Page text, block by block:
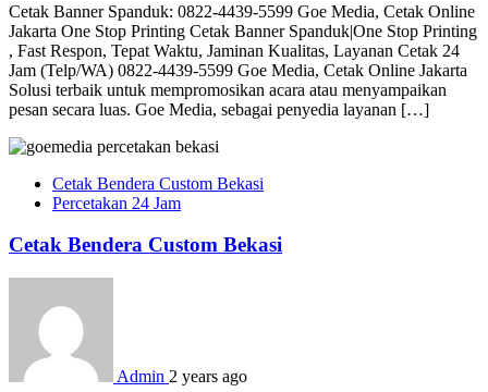
Cetak Banner Spanduk: 0822-4439-5599 Goe Media, Cetak Online
Jakarta One Stop Printing Cetak Banner Spanduk|One Stop Printing
, Fast Respon, Tepat Waktu, Jaminan Kualitas, Layanan Cetak 24
Jam (Telp/WA) 0822-4439-5599 Goe Media, Cetak Online Jakarta
Solusi terbaik untuk mempromosikan acara atau menyampaikan
pesan secara luas. Goe Media, sebagai penyedia layanan […]
Cetak Bendera Custom Bekasi
Percetakan 24 Jam
Cetak Bendera Custom Bekasi
Admin 2 years ago